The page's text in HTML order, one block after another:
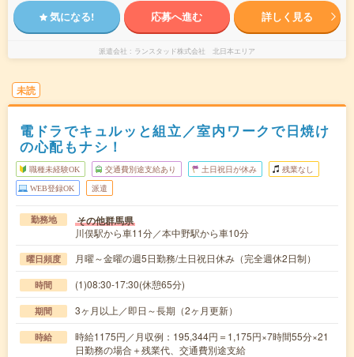
気になる! 応募へ進む 詳しく見る
派遣会社 ランスタッド株式会社 北日本エリア
未読
電ドラでキュルッと組立／室内ワークで日焼け
の心配もナシ！
職種未経験OK 交通費別途支給あり 土日祝日が休み 残業なし
WEB登録OK 派遣
勤務地 その他群馬県
川俣駅から車11分／本中野駅から車10分
曜日頻度 月曜～金曜の週5日勤務/土日祝日休み（完全週休2日制）
時間 (1)08:30-17:30(休憩65分)
期間 3ヶ月以上／即日～長期（2ヶ月更新）
時給
時給1175円／月収例：195,344円＝1,175円×7時間55分×21
日勤務の場合＋残業代、交通費別途支給